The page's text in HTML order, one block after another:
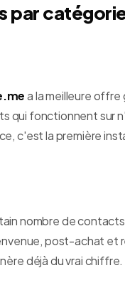
par
a la meilleure
qui fonctionnent sur
c'est la première
nombre de
post-achat et
déjà du vrai chiffre.